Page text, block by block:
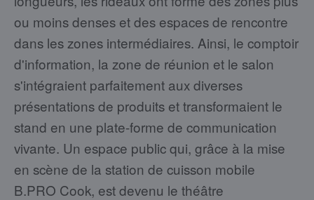
ou moins denses et des espaces de rencontre
dans les zones intermédiaires. Ainsi, le comptoir
d'information, la zone de réunion et le salon
s'intégraient parfaitement aux diverses
présentations de produits et transformaient le
stand en une plate-forme de communication
vivante. Un espace public qui, grâce à la mise
en scène de la station de cuisson mobile
B.PRO Cook, est devenu le théâtre